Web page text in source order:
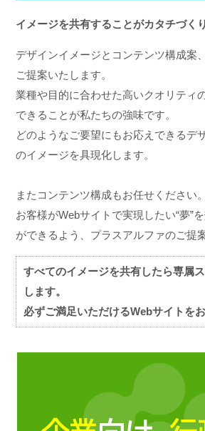
イメージを共有することがカタチづく
デザインイメージとコンテンツ構成案
ご提案いたします。
業種や目的に合わせた高いクオリティ
できることが私たちの強味です。
どのようなご要望にもお応えできるデ
のイメージを具現化します。
またコンテンツ構成もお任せください。
お客様がWebサイトで実現したい“夢”
ができるよう、プラスアルファのご提
すべてのイメージを共有したら専属
します。
必ずご満足いただけるWebサイトを